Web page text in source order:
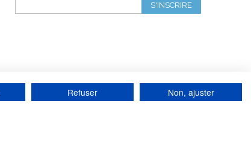
S'INSCRIRE
Refuser Non, ajuster